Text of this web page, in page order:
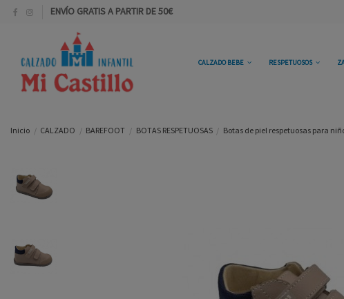
ENVÍO GRATIS A PARTIR DE 50€
CALZADO BEBE RESPETUOSOS
Inicio CALZADO BAREFOOT BOTAS RESPETUOSAS Botas de piel respetuosas para